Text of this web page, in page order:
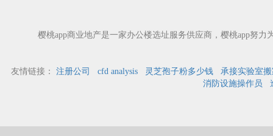
樱桃app商业地产是一家办公楼选址服务供应商，樱桃app努
友情链接： 注册公司 cfd analysis 灵芝孢子粉多少钱
承接实验室
消防设施操作员